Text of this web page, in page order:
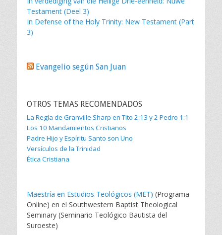
Testament (Deel 3)
In Defense of the Holy Trinity: New Testament (Part
3)
Evangelio según San Juan
OTROS TEMAS RECOMENDADOS
La Regla de Granville Sharp en Tito 2:13 y 2 Pedro 1:1
Los 10 Mandamientos Cristianos
Padre Hijo y Espíritu Santo son Uno
Versículos de la Trinidad
Ética Cristiana
Maestría en Estudios Teológicos (MET) (Programa
Online) en el Southwestern Baptist Theological
Seminary (Seminario Teológico Bautista del
Suroeste)